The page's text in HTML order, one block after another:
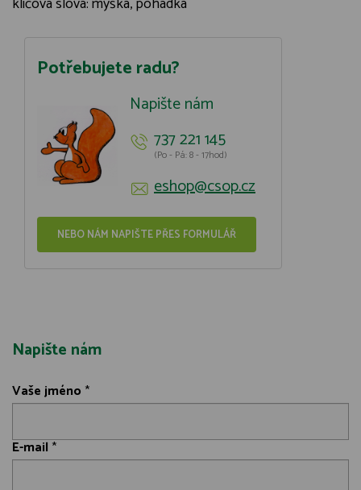
Potřebujete radu?
Napište nám
737 221 145
(Po - Pá: 8 - 17hod)
eshop@csop.cz
NEBO NÁM NAPIŠTE PŘES FORMULÁŘ
Napište nám
Vaše jméno *
E-mail *